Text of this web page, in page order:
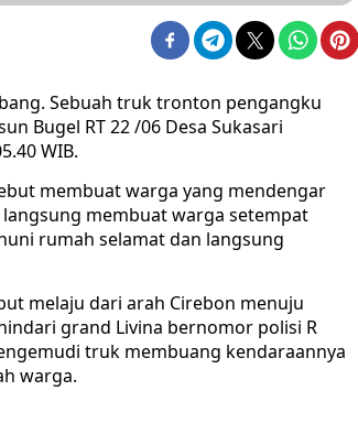
Sebuah truk tronton pengangku
Bugel RT 22 /06 Desa Sukasari
WIB.
membuat warga yang mendengar
membuat warga setempat
rumah selamat dan langsung
melaju dari arah Cirebon menuju
grand Livina bernomor polisi R
truk membuang kendaraannya
warga.